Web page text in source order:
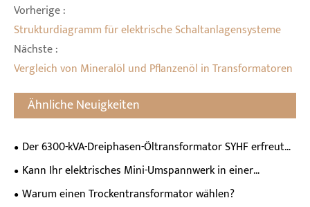
Vorherige :
Strukturdiagramm für elektrische Schaltanlagensysteme
Nächste :
Vergleich von Mineralöl und Pflanzenöl in Transformatoren
Ähnliche Neuigkeiten
Der 6300-kVA-Dreiphasen-Öltransformator SYHF erfreut
sich in Aserbaidschan großer Beliebtheit und wird im
lokalen Fernsehen gezeigt
Kann Ihr elektrisches Mini-Umspannwerk in einer
Tiefgarage installiert werden?
Warum einen Trockentransformator wählen?